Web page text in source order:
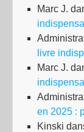
Marc J.
livre
Marc J.
en 2025 :
Kinski